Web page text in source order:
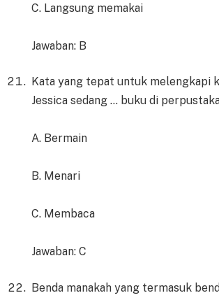
C. Langsung memakai
Jawaban: B
Kata yang tepat untuk melengkapi
Jessica sedang … buku di
A. Bermain
B. Menari
C. Membaca
Jawaban: C
Benda manakah yang termasuk